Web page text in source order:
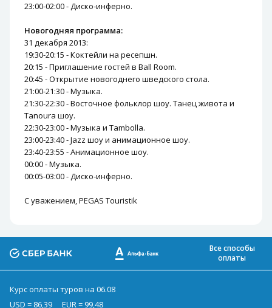
23:00-02:00 - Диско-инферно.
Новогодняя программа:
31 декабря 2013:
19:30-20:15 - Коктейли на ресепшн.
20:15 - Приглашение гостей в Ball Room.
20:45 - Открытие новогоднего шведского стола.
21:00-21:30 - Музыка.
21:30-22:30 - Восточное фольклор шоу. Танец живота и
Tanoura шоу.
22:30-23:00 - Музыка и Tambolla.
23:00-23:40 - Jazz шоу и анимационное шоу.
23:40-23:55 - Анимационное шоу.
00:00 - Музыка.
00:05-03:00 - Диско-инферно.
С уважением, PEGAS Touristik
Все способы
оплаты
Курс оплаты туров на 06.08
USD = 86,39
EUR = 99,48